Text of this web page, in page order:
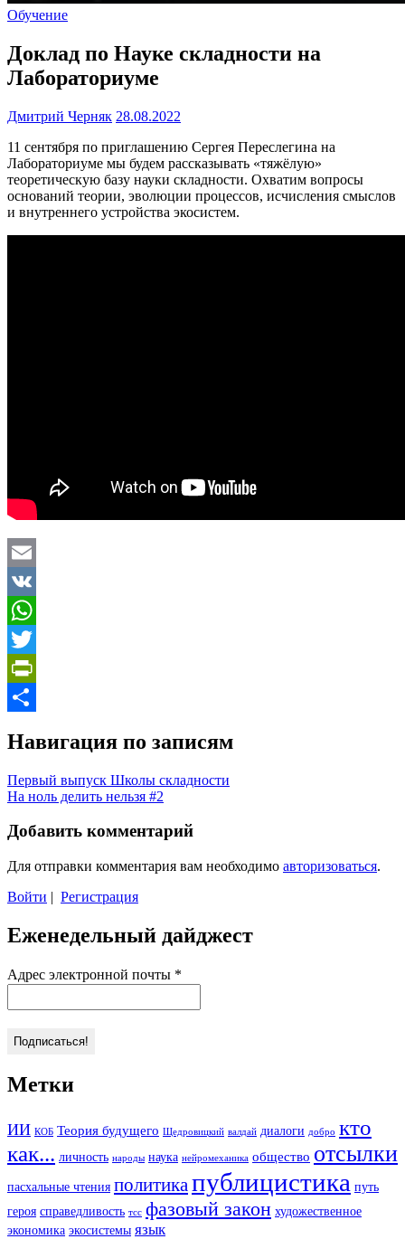
Обучение
Доклад по Науке складности на
Лабораториуме
Дмитрий Черняк 28.08.2022
11 сентября по приглашению Сергея Переслегина на
Лабораториуме мы будем рассказывать «тяжёлую»
теоретическую базу науки складности. Охватим вопросы
оснований теории, эволюции процессов, исчисления смыслов
и внутреннего устройства экосистем.
Email
VK
WhatsApp
Twitter
PrintFriendly
Навигация по записям
Первый выпуск Школы складности
На ноль делить нельзя #2
Добавить комментарий
Для отправки комментария вам необходимо авторизоваться.
Войти | Регистрация
Еженедельный дайджест
Адрес электронной почты *
Метки
ИИ КОБ Теория будущего Щедровицкий валдай диалоги добро кто
как... личность народы наука нейромеханика общество отсылки
пасхальные чтения политика публицистика путь
героя справедливость тсс фазовый закон художественное
экономика экосистемы язык